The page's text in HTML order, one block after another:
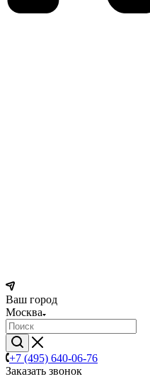
Ваш город
Москва
+7 (495) 640-06-76
Заказать звонок